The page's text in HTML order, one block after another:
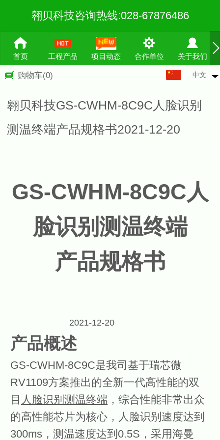
翱贝科技咨询热线:028-67876486
首页 工程产品 项目动态 合作单位 关于我们
购物车(0) 中文
翱贝科技GS-CWHM-8C9C人脸识别
测温终端产品规格书2021-12-20
GS-CWHM-8C9C 人
脸识别 测温终端
产品规格书
2021-12-20
产品概述
GS-CWHM-8C9C是我司基于瑞芯微
RV1109方案推出的全新一代高性能的双
目 人脸识别 测温终端 ， 综合性能非常出众
的高性能芯片为核心， 人脸识别速度达到
300ms ，测温速度达到0.5S ，采用海曼